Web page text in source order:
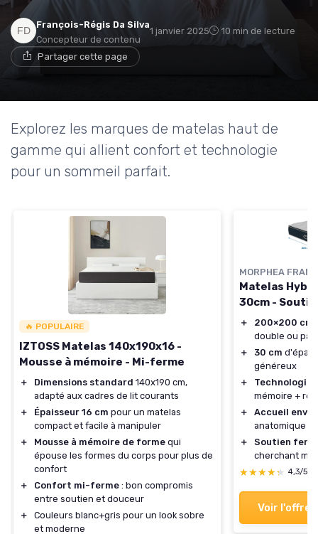
François-Régis Da Silva
Concepteur de contenu
1 janvier 2025 10 min de lecture
Partager cette page
Explorez les marques de matelas haut de
gamme qui allient confort et technologie
pour un sommeil parfait.
🔥 POPULAIRE
IZTOSS Matelas 140x190x16 -
Mousse à mémoire - Mi-ferme
＋ Dimensions standard 140x190 cm,
adapté aux cadres de lit courants
＋
Épaisseur 16 cm pour un matelas
compact et facile à manipuler
＋
Mousse à mémoire de forme qui
épouse les formes du corps pour plus de
confort
＋
Confort mi-ferme : bon compromis
entre soutien et douceur
＋
Couleurs blanc+gris pour un look sobre
et moderne
MORPHEA
Matelas
30cm -
＋ 200×200 cm
double ou
＋
30 cm
généreux
＋
Technologie
mémoire +
＋
Accueil
anatomique
＋
Soutien
cherchant
★★★★★
★★★★★ 4,3/5
Voir l'offre
→ Je rejoins le club
Non merci, peut-être plus tard